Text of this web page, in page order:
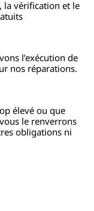
la vérification et le
l’exécution de
nos réparations.
élevé ou que
le renverrons
obligations ni